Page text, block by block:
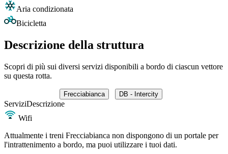
Aria condizionata
Bicicletta
Descrizione della struttura
Scopri di più sui diversi servizi disponibili a bordo di ciascun vettore
su questa rotta.
Frecciabianca DB - Intercity
ServiziDescrizione
Wifi
Attualmente i treni Frecciabianca non dispongono di un portale per
l'intrattenimento a bordo, ma puoi utilizzare i tuoi dati.